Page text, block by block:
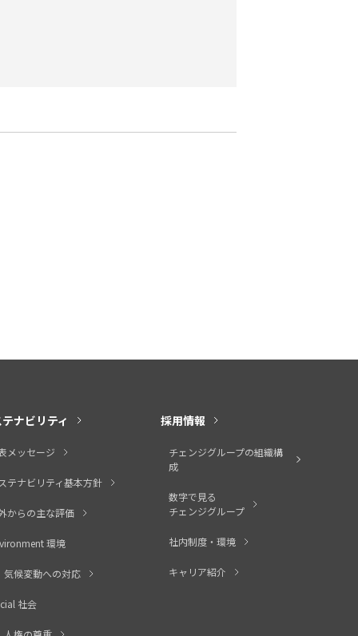
ナビリティ
メッセージ
テナビリティ基本方針
からの主な評価
環境
気候変動への対応
社会
採用情報
チェンジグループの組織構
成
数字で見る
チェンジグループ
社内制度・環境
キャリア紹介